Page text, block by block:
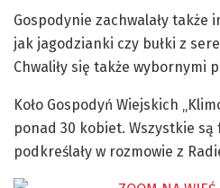
Gospodynie zachwalały także
jak jagodzianki czy bułki z
Chwaliły się także wybornymi
Koło Gospodyń Wiejskich
ponad 30 kobiet. Wszystkie
podkreślały w rozmowie z